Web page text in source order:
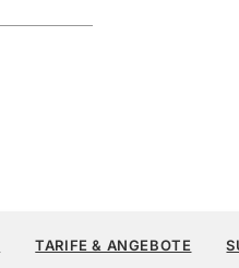
7 TAGE
TARIFE & ANGEBOTE